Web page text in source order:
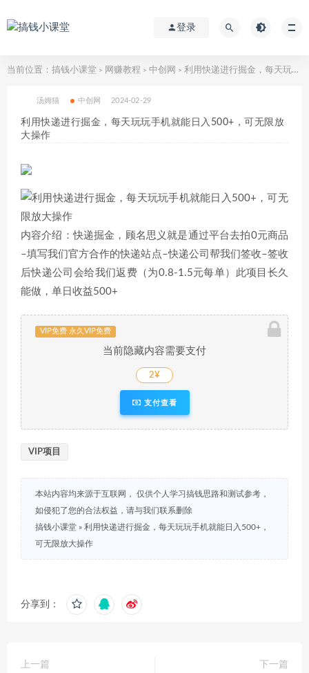
登录
当前位置： 搞钱小课堂 > 网赚教程 > 中创网 > 利用快递进行掘金，每天玩玩手机就能日入500+，可无限放大操作
汤姆猫 中创网 2024-02-29
利用快递进行掘金，每天玩玩手机就能日入500+，可无限放
大操作
内容介绍：快递掘金，顾名思义就是通过平台去拍0元商品
–填写我们官方合作的快递站点–快递公司帮我们签收–签收
后快递公司会给我们返费（为0.8-1.5元每单）此项目长久
能做，单日收益500+
VIP免费 永久VIP免费
当前隐藏内容需要支付
2¥
支付查看
VIP项目
本站内容均来源于互联网， 仅供个人学习搞钱思路和测试参考，
如侵犯了您的合法权益，请与我们联系删除
搞钱小课堂 » 利用快递进行掘金，每天玩玩手机就能日入500+，
可无限放大操作
分享到：
上一篇
下一篇